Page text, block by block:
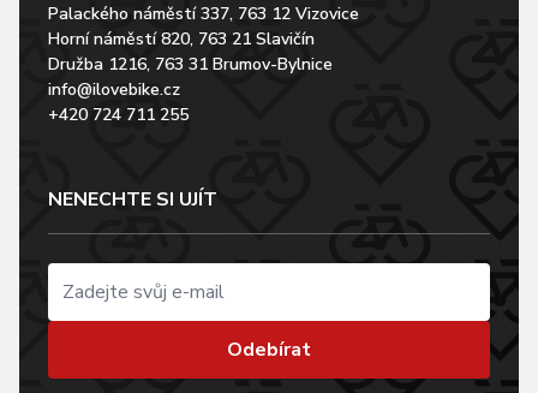
Palackého náměstí 337, 763 12 Vizovice
Horní náměstí 820, 763 21 Slavičín
Družba 1216, 763 31 Brumov-Bylnice
info@ilovebike.cz
+420 724 711 255
NENECHTE SI UJÍT
Odebírat